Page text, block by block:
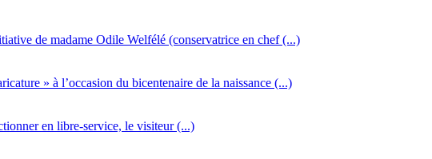
de madame Odile Welfélé (conservatrice en chef (...)
» à l’occasion du bicentenaire de la naissance (...)
en libre-service, le visiteur (...)